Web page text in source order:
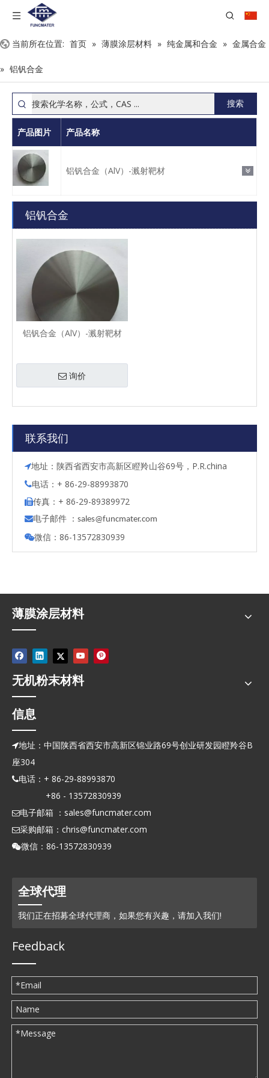
当前所在位置: 首页 » 薄膜涂层材料 » 纯金属和合金 » 金属合金
» 铝钒合金
搜索
产品图片 产品名称
铝钒合金（AlV）-溅射靶材
铝钒合金
铝钒合金（AlV）-溅射靶材
询价
联系我们
地址：陕西省西安市高新区瞪羚山谷69号，P.R.china
电话：+ 86-29-88993870
传真：+ 86-29-89389972
电子邮件 ： sales@funcmater.com
微信：86-13572830939
薄膜涂层材料
无机粉末材料
信息
地址：中国陕西省西安市高新区锦业路69号创业研发园瞪羚谷B
座304
电话：+ 86-29-88993870
+86 - 13572830939
电子邮箱 ： sales@funcmater.com
采购邮箱： chris@funcmater.com
微信：86-13572830939
全球代理
我们正在招募全球代理商，如果您有兴趣，请加入我们!
Feedback